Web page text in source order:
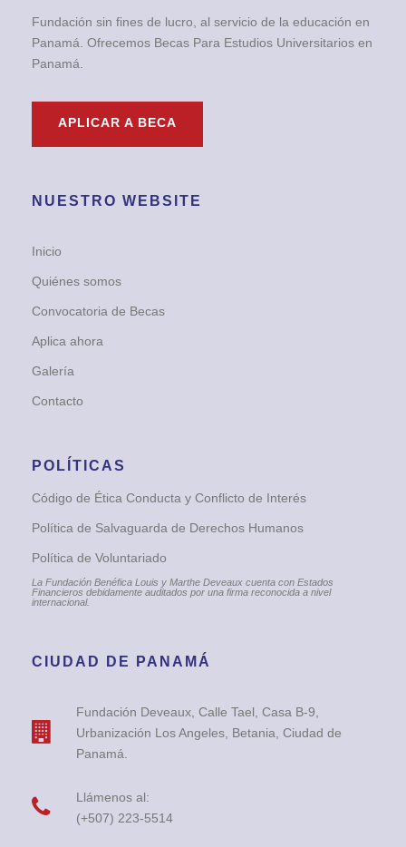
Fundación sin fines de lucro, al servicio de la educación en
Panamá. Ofrecemos Becas Para Estudios Universitarios en
Panamá.
APLICAR A BECA
NUESTRO WEBSITE
Inicio
Quiénes somos
Convocatoria de Becas
Aplica ahora
Galería
Contacto
POLÍTICAS
Código de Ética Conducta y Conflicto de Interés
Política de Salvaguarda de Derechos Humanos
Política de Voluntariado
La Fundación Benéfica Louis y Marthe Deveaux cuenta con Estados
Financieros debidamente auditados por una firma reconocida a nivel
internacional.
CIUDAD DE PANAMÁ
Fundación Deveaux, Calle Tael, Casa B-9,
Urbanización Los Angeles, Betania, Ciudad de
Panamá.
Llámenos al:
(+507) 223-5514